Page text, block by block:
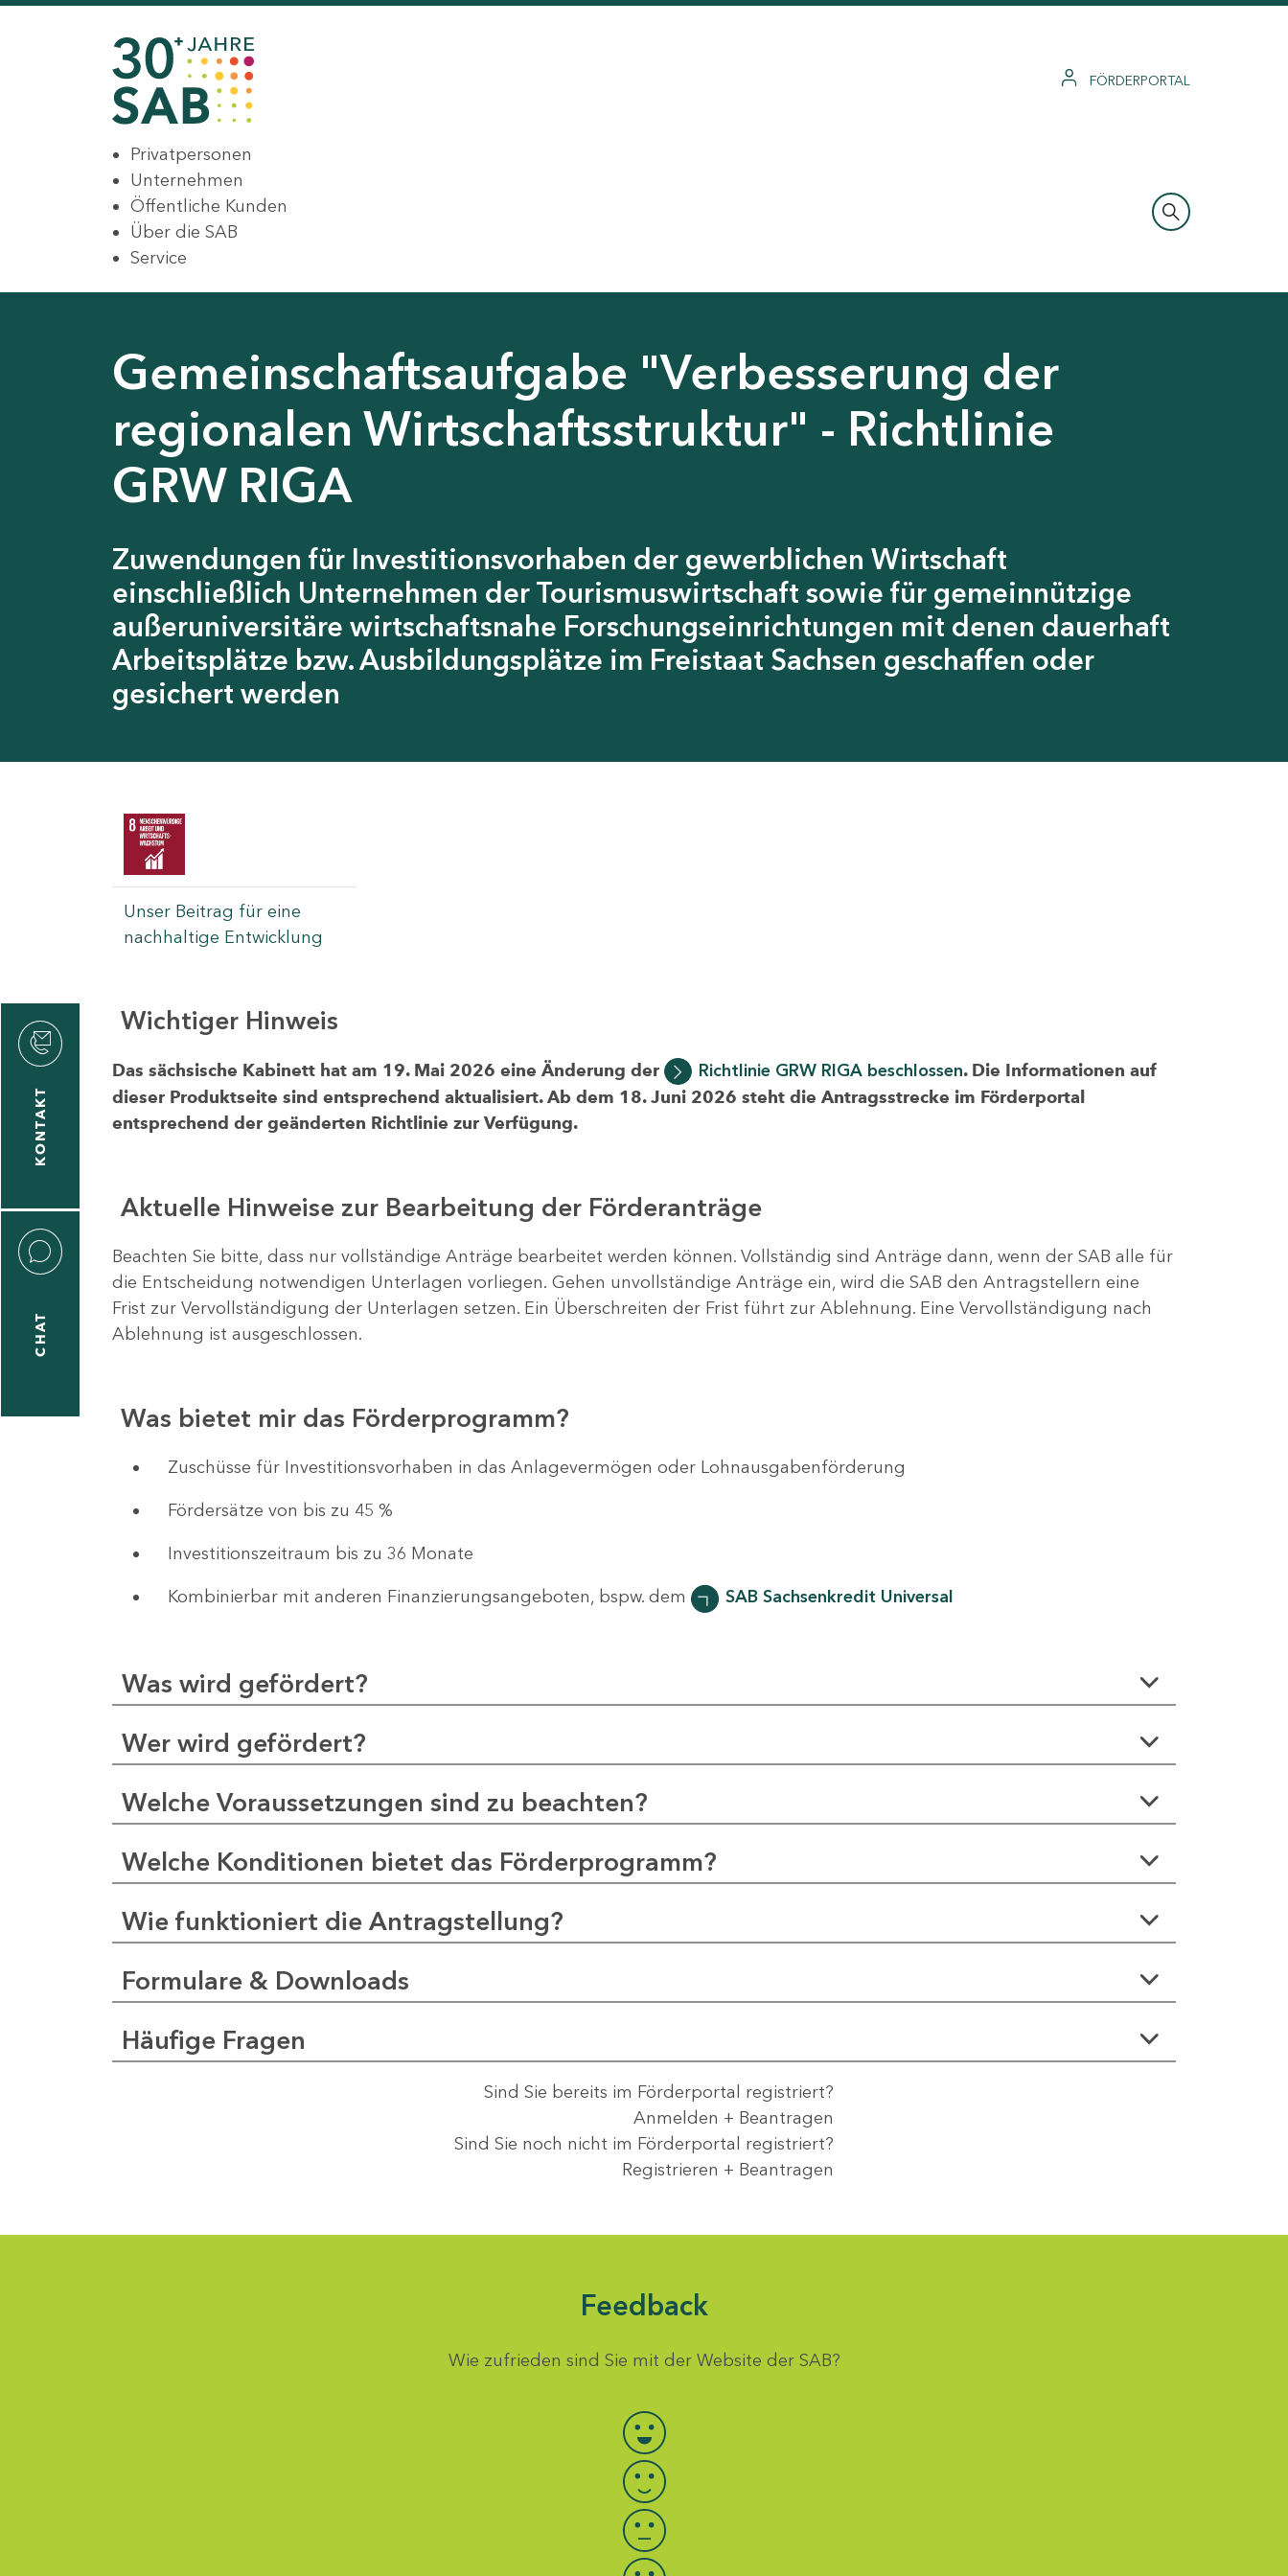
FÖRDERPORTAL
Privatpersonen
Unternehmen
Öffentliche Kunden
Über die SAB
Service
Gemeinschaftsaufgabe "Verbesserung der
regionalen Wirtschaftsstruktur" - Richtlinie
GRW RIGA
Zuwendungen für Investitionsvorhaben der gewerblichen Wirtschaft
einschließlich Unternehmen der Tourismuswirtschaft sowie für gemeinnützige
außeruniversitäre wirtschaftsnahe Forschungseinrichtungen mit denen dauerhaft
Arbeitsplätze bzw. Ausbildungsplätze im Freistaat Sachsen geschaffen oder
gesichert werden
Unser Beitrag für eine
nachhaltige Entwicklung
KONTAKT
CHAT
Wichtiger Hinweis
Das sächsische Kabinett hat am 19. Mai 2026 eine Änderung der Richtlinie GRW RIGA beschlossen. Die Informationen auf
dieser Produktseite sind entsprechend aktualisiert. Ab dem 18. Juni 2026 steht die Antragsstrecke im Förderportal
entsprechend der geänderten Richtlinie zur Verfügung.
Aktuelle Hinweise zur Bearbeitung der Förderanträge
Beachten Sie bitte, dass nur vollständige Anträge bearbeitet werden können. Vollständig sind Anträge dann, wenn der SAB alle für
die Entscheidung notwendigen Unterlagen vorliegen. Gehen unvollständige Anträge ein, wird die SAB den Antragstellern eine
Frist zur Vervollständigung der Unterlagen setzen. Ein Überschreiten der Frist führt zur Ablehnung. Eine Vervollständigung nach
Ablehnung ist ausgeschlossen.
Was bietet mir das Förderprogramm?
​​​​​​Zuschüsse für Investitionsvorhaben in das Anlagevermögen oder Lohnausgabenförderung
Fördersätze von bis zu 45 %
Investitionszeitraum bis zu 36 Monate
Kombinierbar mit anderen Finanzierungsangeboten, bspw. dem SAB Sachsenkredit Universal
Was wird gefördert?
Wer wird gefördert?
Welche Voraussetzungen sind zu beachten?
Welche Konditionen bietet das Förderprogramm?
Wie funktioniert die Antragstellung?
Formulare & Downloads
Häufige Fragen
Sind Sie bereits im Förderportal registriert?
Anmelden + Beantragen
Sind Sie noch nicht im Förderportal registriert?
Registrieren + Beantragen
Feedback
Wie zufrieden sind Sie mit der Website der SAB?
Bewertung auswählen